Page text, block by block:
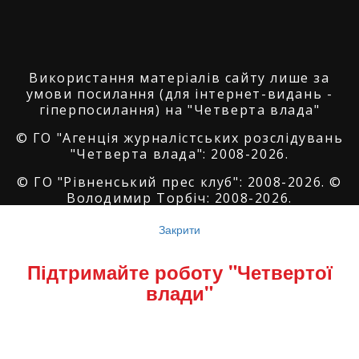
Використання матеріалів сайту лише за
умови посилання (для інтернет-видань -
гіперпосилання) на "Четверта влада"
© ГО "Агенція журналістських розслідувань
"Четверта влада": 2008-2026.
© ГО "Рівненський прес клуб": 2008-2026. ©
Володимир Торбіч: 2008-2026.
SoftGroup
Reserved
Закрити
Підтримайте роботу "Четвертої
влади"